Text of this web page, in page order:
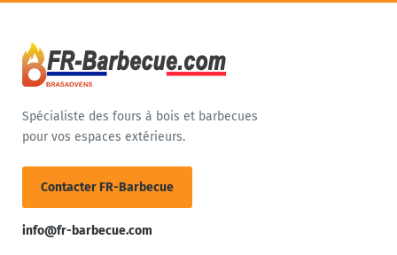
Spécialiste des fours à bois et barbecues
pour vos espaces extérieurs.
Contacter FR-Barbecue
info@fr-barbecue.com